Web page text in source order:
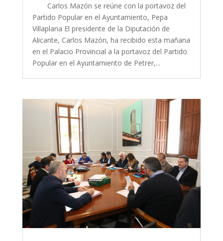
Carlos Mazón se reúne con la portavoz del
Partido Popular en el Ayuntamiento, Pepa
Villaplana El presidente de la Diputación de
Alicante, Carlos Mazón, ha recibido esta mañana
en el Palacio Provincial a la portavoz del Partido
Popular en el Ayuntamiento de Petrer,...